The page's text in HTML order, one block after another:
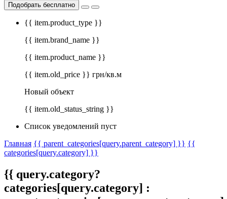
Подобрать бесплатно
{{ item.product_type }}
{{ item.brand_name }}
{{ item.product_name }}
{{ item.old_price }} грн/кв.м
Новый объект
{{ item.old_status_string }}
Список уведомлений пуст
Главная {{ parent_categories[query.parent_category] }} {{
categories[query.category] }}
{{ query.category?
categories[query.category] :